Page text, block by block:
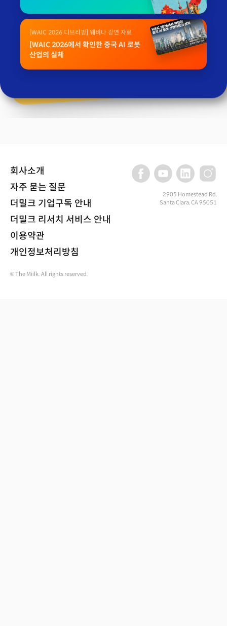
[WAIC 2026 디브리핑] 웨비나 강연 자료
[WAIC 2026에서 확인한 중국 AI 로봇
산업의 실체
회사소개
자주 묻는 질문
더밀크 기업구독 안내
더밀크 리서치 서비스 안내
이용약관
개인정보처리방침
2905 Homestead Rd,
Santa Clara, CA 95051
© The Miilk. All rights reserved.